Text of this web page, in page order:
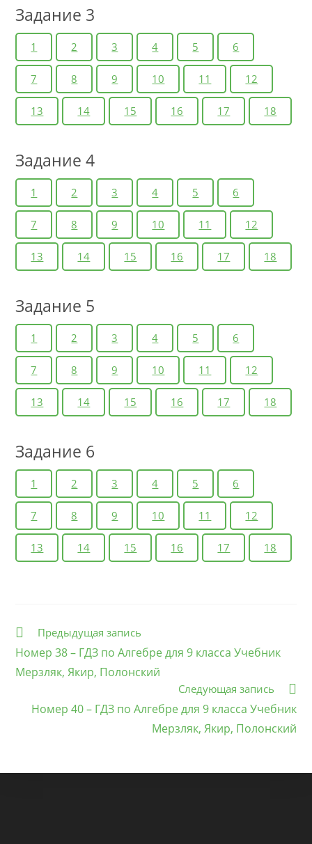
Задание 3
1 2 3 4 5 6
7 8 9 10 11 12
13 14 15 16 17 18
Задание 4
1 2 3 4 5 6
7 8 9 10 11 12
13 14 15 16 17 18
Задание 5
1 2 3 4 5 6
7 8 9 10 11 12
13 14 15 16 17 18
Задание 6
1 2 3 4 5 6
7 8 9 10 11 12
13 14 15 16 17 18
Еще
Предыдущая запись
Номер 38 – ГДЗ по Алгебре для 9 класса Учебник
Мерзляк, Якир, Полонский
Следующая запись
Номер 40 – ГДЗ по Алгебре для 9 класса Учебник
Мерзляк, Якир, Полонский